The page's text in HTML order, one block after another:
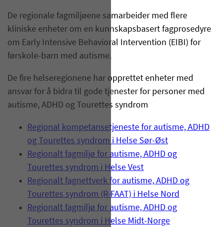
De regionale fagmiljøene samarbeider med flere
kliniske enheter om en kunnskapsbasert fagprosedyre
om Early Intensive Behavioral Intervention (EIBI) for
førskole-barn med autisme.
De fire helseregionene har opprettet enheter med
ansvar for å bidra til gode tjenester for personer med
autisme, ADHD og Tourettes syndrom
Regional kompetansetjeneste for autisme, ADHD
og Tourettes syndrom i Helse Sør-Øst
Regionalt fagmiljø for autisme, ADHD og
Tourettes syndrom i Helse Vest
Regionalt fagnettverk for autisme, ADHD og
Tourettes syndrom (R-FAAT) i Helse Nord
Regionalt fagmiljø for autisme, ADHD og
Tourettes syndrom i Helse Midt-Norge